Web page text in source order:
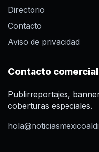
Directorio
Contacto
Aviso de privacidad
Contacto comercial
Publirreportajes,
coberturas especiales.